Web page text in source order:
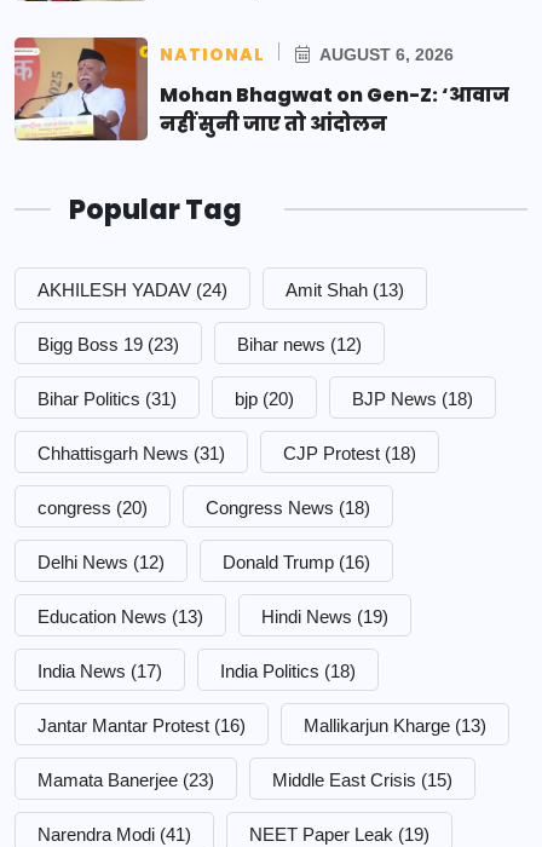
NATIONAL AUGUST 6, 2026
Mohan Bhagwat on Gen-Z: ‘आवाज
नहीं सुनी जाए तो आंदोलन
Popular Tag
AKHILESH YADAV (24) Amit Shah (13)
Bigg Boss 19 (23) Bihar news (12)
Bihar Politics (31) bjp (20) BJP News (18)
Chhattisgarh News (31) CJP Protest (18)
congress (20) Congress News (18)
Delhi News (12) Donald Trump (16)
Education News (13) Hindi News (19)
India News (17) India Politics (18)
Jantar Mantar Protest (16) Mallikarjun Kharge (13)
Mamata Banerjee (23) Middle East Crisis (15)
Narendra Modi (41) NEET Paper Leak (19)